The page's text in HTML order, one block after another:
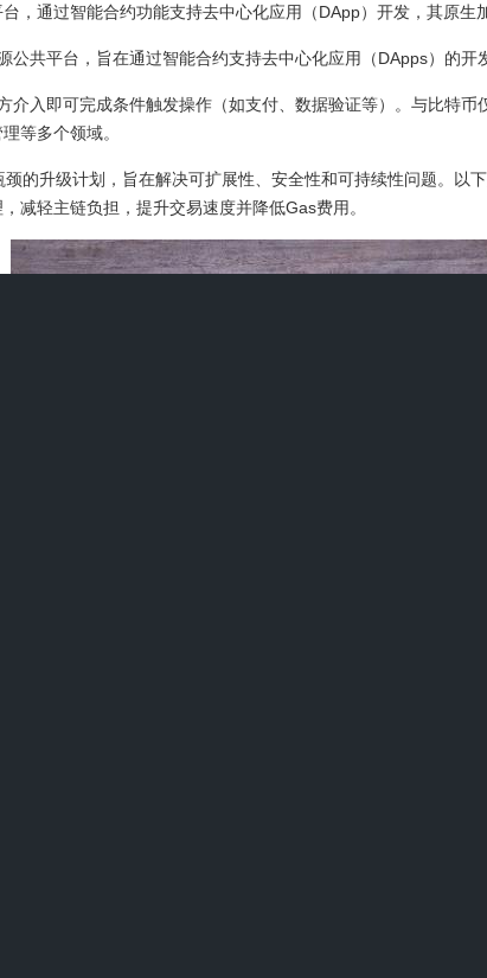
，通过智能合约功能支持去中心化应用（DApp）开发，其原
共平台，旨在通过智能合约支持去中心化应用（DApps）的开
介入即可完成条件触发操作（如支付、数据验证等）。与比特
等多个领域。
的升级计划，旨在解决可扩展性、安全性和可持续性问题。
减轻主链负担，提升交易速度并降低Gas费用。